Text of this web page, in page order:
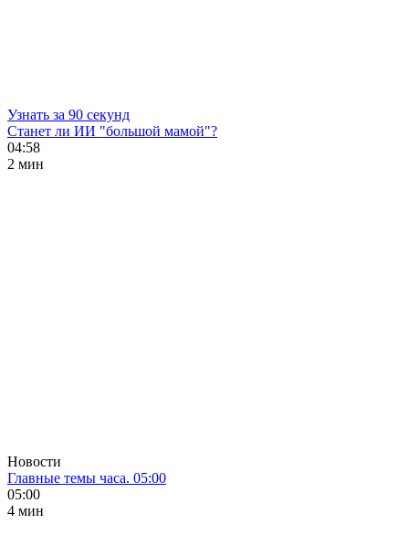
Узнать за 90 секунд
Станет ли ИИ "большой мамой"?
04:58
2 мин
Новости
Главные темы часа. 05:00
05:00
4 мин